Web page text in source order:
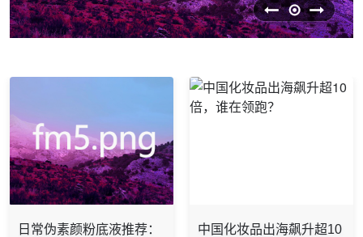
日常伪素颜粉底液推荐：
中国化妆品出海飙升超10